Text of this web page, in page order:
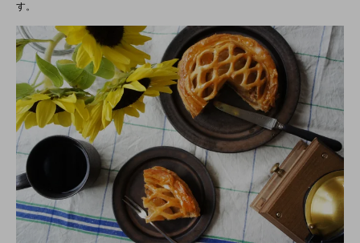
す。